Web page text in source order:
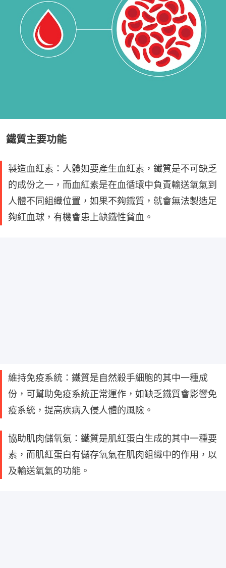
鐵質主要功能
製造血紅素：人體如要產生血紅素，鐵質是不可缺乏
的成份之一，而血紅素是在血循環中負責輸送氧氣到
人體不同組織位置，如果不夠鐵質，就會無法製造足
夠紅血球，有機會患上缺鐵性貧血。
維持免疫系統：鐵質是自然殺手細胞的其中一種成
份，可幫助免疫系統正常運作，如缺乏鐵質會影響免
疫系統，提高疾病入侵人體的風險。
協助肌肉儲氧氣：鐵質是肌紅蛋白生成的其中一種要
素，而肌紅蛋白有儲存氧氣在肌肉組織中的作用，以
及輸送氧氣的功能。